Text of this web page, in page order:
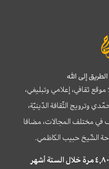
إلى الله
ثقافي، إعلامي وتبليغي،
وترويج الثّقافة الدّينيّة،
في مختلف المجالات، مضافا
الشّيخ حبيب الكاظمي.
تمّت زيارة موقع سراج ٤,٨٠٠,٠٠٠ مرة خلال الستة أشهر